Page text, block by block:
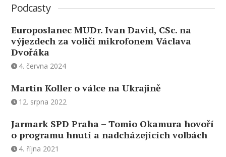
Podcasty
Europoslanec MUDr. Ivan David, CSc. na
výjezdech za voliči mikrofonem Václava
Dvořáka
4. června 2024
Martin Koller o válce na Ukrajině
12. srpna 2022
Jarmark SPD Praha – Tomio Okamura hovoří
o programu hnutí a nadcházejících volbách
4. října 2021